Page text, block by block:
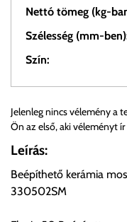
Nettó tömeg (kg-
Szélesség (mm-
Szín:
Személyes átvétel:
Önnek lehetősége van
ingyenesen átvenni
előre egyeztetett
Jelenleg nincs vélemény a
Ön az első, aki véleményt ír
Leírás:
Beépíthető kerámia
330502SM